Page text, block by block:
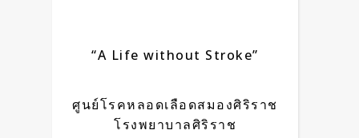
“A Life without Stroke”
ศูนย์โรคหลอดเลือดสมองศิริราช
โรงพยาบาลศิริราช